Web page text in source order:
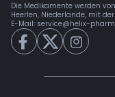
Die Medikamente werden
Heerlen, Niederlande, mit
E-Mail: service@helix-